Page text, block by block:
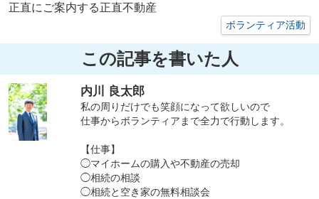
正直にご案内する正直不動産
ボランティア活動
この記事を書いた人
内川 良太郎
私の周りだけでも笑顔になって欲しいので
仕事からボランティアまで全力で行動します。
【仕事】
◯マイホームの購入や不動産の売却
◯相続の相談
◯相続と空き家の無料相談会